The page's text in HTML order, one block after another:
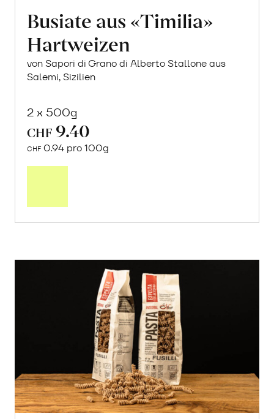
Busiate aus «Timilia»
Hartweizen
von Sapori di Grano di Alberto Stallone aus
Salemi, Sizilien
2 x 500g
CHF 9.40
CHF 0.94 pro 100g